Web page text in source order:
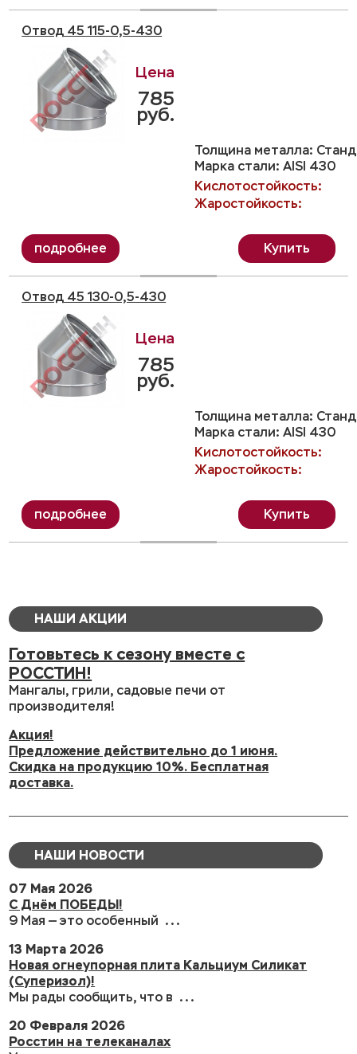
Отвод 45 115-0,5-430
Толщина металла:
Марка стали: AISI 430
Кислотостойкость:
Жаростойкость:
785
руб.
Купить
Отвод 45 130-0,5-430
Толщина металла:
Марка стали: AISI 430
Кислотостойкость:
Жаростойкость:
785
руб.
Купить
НАШИ АКЦИИ
Готовьтесь к сезону вместе с
РОССТИН!
Мангалы, грили, садовые печи от
производителя!
Акция!
Предложение действительно до 1 июня.
Скидка на продукцию 10%. Бесплатная
доставка.
НАШИ НОВОСТИ
07 Мая 2026
С Днём ПОБЕДЫ!
9 Мая — это особенный ...
13 Марта 2026
Новая огнеупорная плита Кальциум Силикат
(Суперизол)!
Мы рады сообщить, что в ...
20 Февраля 2026
Росстин на телеканалах